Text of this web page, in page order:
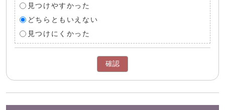
見つけやすかった
どちらともいえない
見つけにくかった
確認